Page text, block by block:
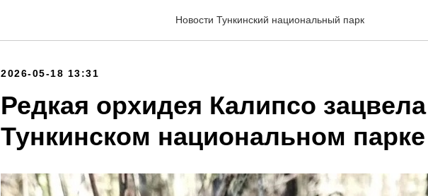
Новости Тункинский национальный парк
2026-05-18 13:31
Редкая орхидея Калипсо
Тункинском национальном парке